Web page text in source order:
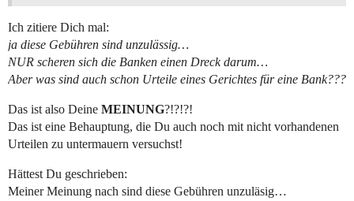
Ich zitiere Dich mal:
ja diese Gebühren sind unzulässig…
NUR scheren sich die Banken einen Dreck darum…
Aber was sind auch schon Urteile eines Gerichtes für eine Bank???
Das ist also Deine MEINUNG?!?!?!
Das ist eine Behauptung, die Du auch noch mit nicht vorhandenen
Urteilen zu untermauern versuchst!
Hättest Du geschrieben:
Meiner Meinung nach sind diese Gebühren unzuläsig…